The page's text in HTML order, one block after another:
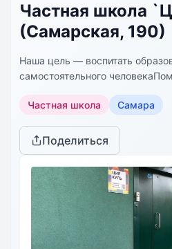
Частная школа
(Самарская, 190)
Наша цель — воспитать
самостоятельного
потребности и определить
Частная школа Самара
Поделиться